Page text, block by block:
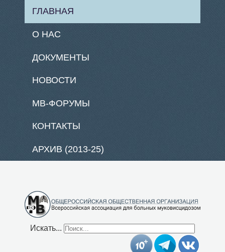
ГЛАВНАЯ
О НАС
ДОКУМЕНТЫ
НОВОСТИ
МВ-ФОРУМЫ
КОНТАКТЫ
АРХИВ (2013-25)
Искать...